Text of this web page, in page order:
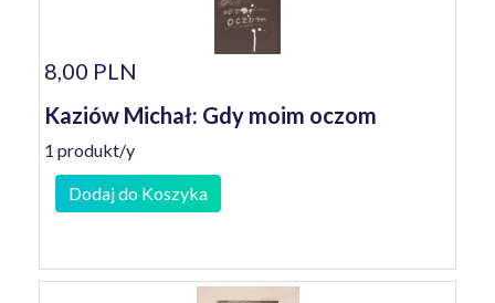
8,00 PLN
Kaziów Michał: Gdy moim oczom
1 produkt/y
Dodaj do Koszyka